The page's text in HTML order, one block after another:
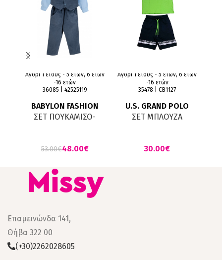
Αγόρι 1 έτους - 5 ετών, 6 ετών
-16 ετών
36085 | 42525119
BABYLON FASHION
ΣΕΤ ΠΟΥΚΑΜΙΣΟ-
53.00€48.00€
Αγόρι 1 έτους - 5 ετών, 6 ετών
-16 ετών
35478 | CΒ1127
U.S. GRAND POLO
ΣΕΤ ΜΠΛΟΥΖΑ
€
Επαμεινώνδα 141,
Θήβα 322 00
(+30)2262028605